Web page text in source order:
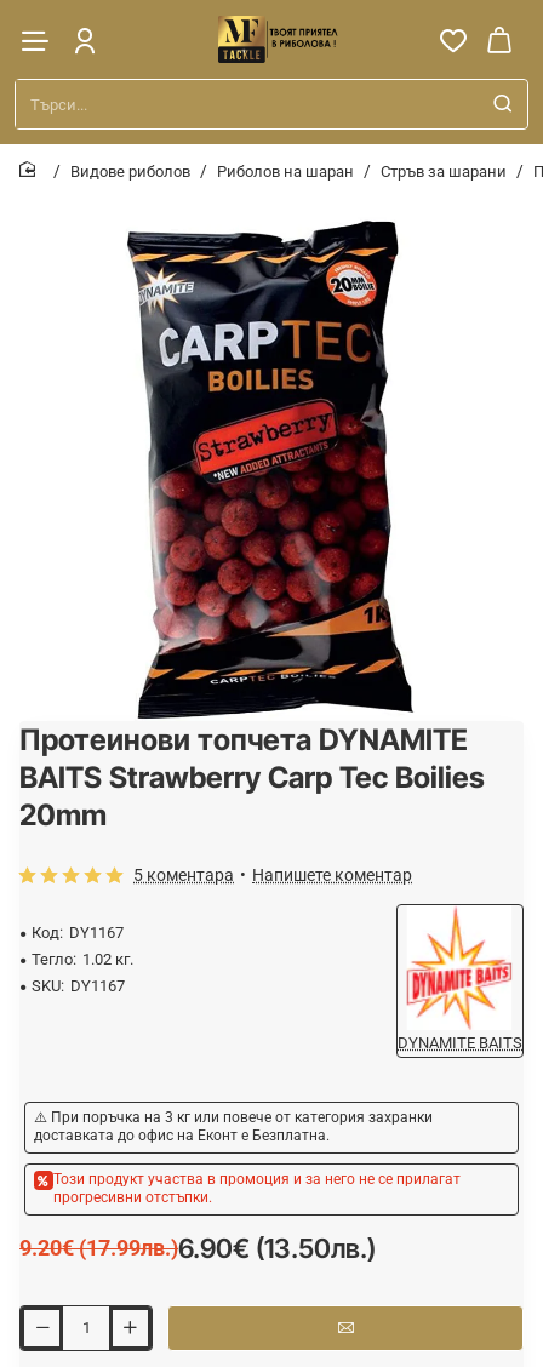
Търси...
Видове риболов Риболов на шаран Стръв за шарани
-25% ОЧАКВАЙТЕ
Протеинови топчета DYNAMITE
BAITS Strawberry Carp Tec Boilies
20mm
Код: DY1167
Тегло: 1.02 кг.
SKU: DY1167
DYNAMITE BAITS
5 коментара • Напишете коментар
⚠️ При поръчка на 3 кг или повече от категория захранки
доставката до офис на Еконт е Безплатна.
Този продукт участва в промоция и за него не се прилагат
прогресивни отстъпки.
6.90€ (13.50лв.)
9.20€ (17.99лв.)